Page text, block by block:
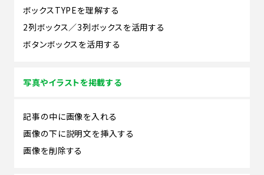
ボックスTYPEを理解する
2列ボックス／3列ボックスを活用する
ボタンボックスを活用する
写真やイラストを掲載する
記事の中に画像を入れる
画像の下に説明文を挿入する
画像を削除する